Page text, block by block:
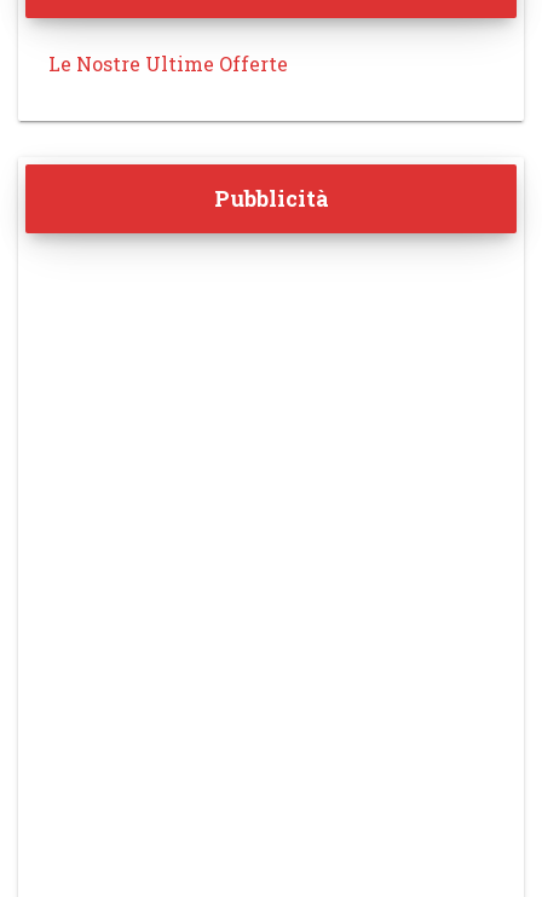
Le Nostre Ultime Offerte
Pubblicità